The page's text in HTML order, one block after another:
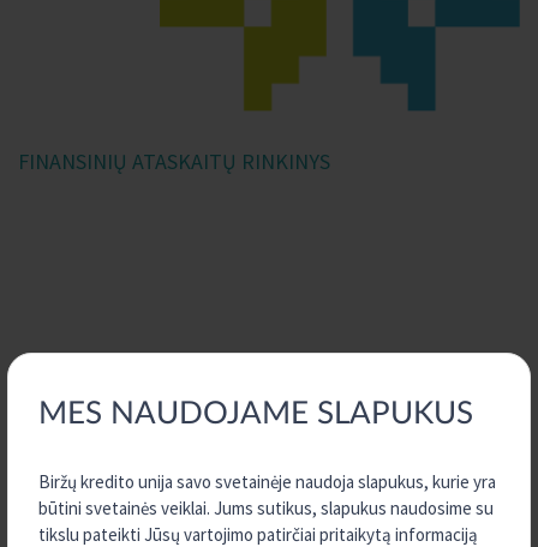
MES NAUDOJAME SLAPUKUS
Biržų kredito unija savo svetainėje naudoja slapukus, kurie yra
būtini svetainės veiklai. Jums sutikus, slapukus naudosime su
tikslu pateikti Jūsų vartojimo patirčiai pritaikytą informaciją
FINANSINIŲ ATASKAITŲ RINKINYS
TURITE KLAUSIMŲ?
SUSISIEKITE SU MUMIS